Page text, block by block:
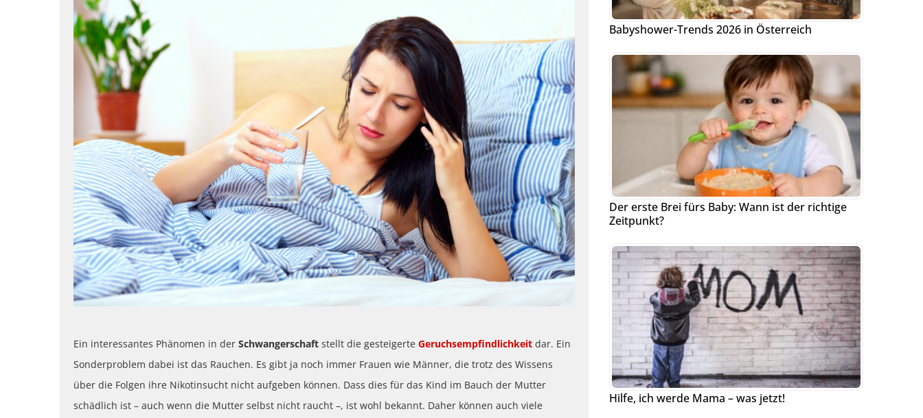
Ein interessantes Phänomen in der Schwangerschaft stellt die gesteigerte Geruchsempfindlichkeit dar. Ein
Sonderproblem dabei ist das Rauchen. Es gibt ja noch immer Frauen wie Männer, die trotz des Wissens
über die Folgen ihre Nikotinsucht nicht aufgeben können. Dass dies für das Kind im Bauch der Mutter
schädlich ist – auch wenn die Mutter selbst nicht raucht –, ist wohl bekannt. Daher können auch viele
Babyshower-Trends 2026 in Österreich
Der erste Brei fürs Baby: Wann ist der richtige
Zeitpunkt?
Hilfe, ich werde Mama – was jetzt!